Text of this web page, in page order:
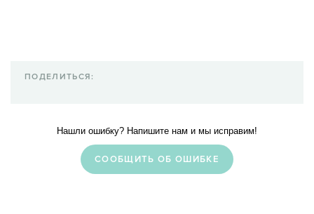
Нашли ошибку? Напишите нам и мы исправим!
CООБЩИТЬ ОБ ОШИБКЕ
ПОДЕЛИТЬСЯ: